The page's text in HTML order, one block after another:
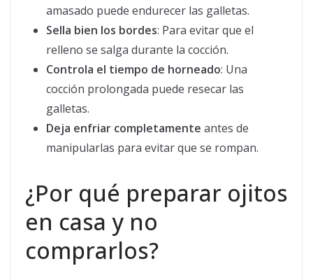
amasado puede endurecer las galletas.
Sella bien los bordes: Para evitar que el
relleno se salga durante la cocción.
Controla el tiempo de horneado: Una
cocción prolongada puede resecar las
galletas.
Deja enfriar completamente antes de
manipularlas para evitar que se rompan.
¿Por qué preparar ojitos
en casa y no
comprarlos?